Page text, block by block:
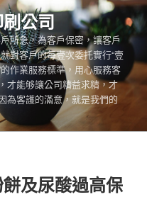
公司
所急，為客戶保密，讓客戶
對客戶的每壹次委托實行“壹
作業服務標準，用心服務客
才能够讓公司精益求精，才
為客護的滿意，就是我們的
及尿酸過高保